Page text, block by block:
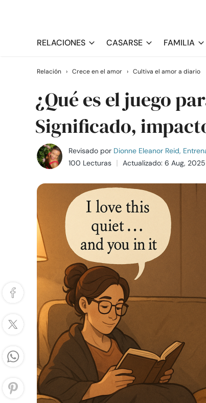
RELACIONES CASARSE FAMILIA
Relación › Crece en el amor › Cultiva el amor a diario
¿Qué es el juego
Significado,
Revisado por Dionne Eleanor Reid,
100 Lecturas
Actualizado: 6 Aug, 2025